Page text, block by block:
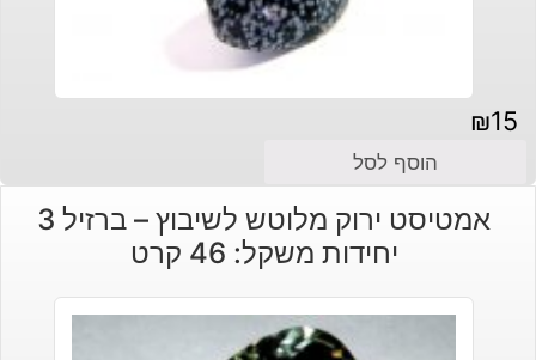
₪15
הוסף לסל
אמטיסט ירוק מלוטש לשיבוץ – ברזיל 3
יחידות משקל: 46 קרט